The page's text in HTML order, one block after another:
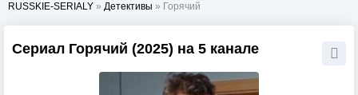
RUSSKIE-SERIALY » Детективы » Горячий
Сериал Горячий (2025) на 5 канале